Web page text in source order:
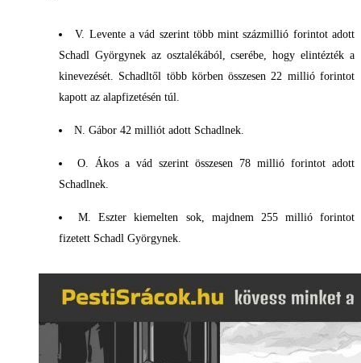
V. Levente a vád szerint több mint százmillió forintot adott
Schadl Györgynek az osztalékából, cserébe, hogy elintézték a
kinevezését. Schadltől több körben összesen 22 millió forintot
kapott az alapfizetésén túl.
N. Gábor 42 milliót adott Schadlnek.
O. Ákos a vád szerint összesen 78 millió forintot adott
Schadlnek.
M. Eszter kiemelten sok, majdnem 255 millió forintot
fizetett Schadl Györgynek.